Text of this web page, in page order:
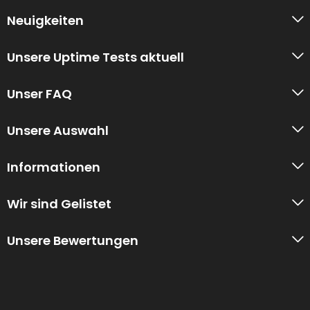
Neuigkeiten
Unsere Uptime Tests aktuell
Unser FAQ
Unsere Auswahl
Informationen
Wir sind Gelistet
Unsere Bewertungen